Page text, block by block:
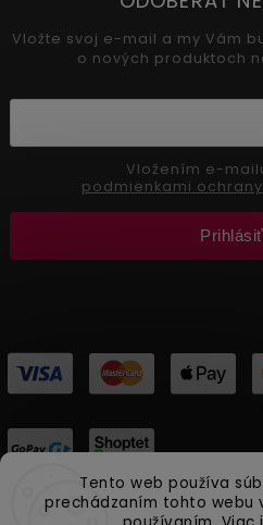
Tento web používa
prechádzaním tohto webu
Vložte svoj e-mail a my Vám
o nových produktoch
podmienkami